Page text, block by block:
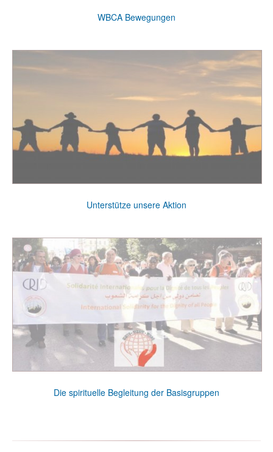
WBCA Bewegungen
Unterstütze unsere Aktion
Die spirituelle Begleitung der Basisgruppen